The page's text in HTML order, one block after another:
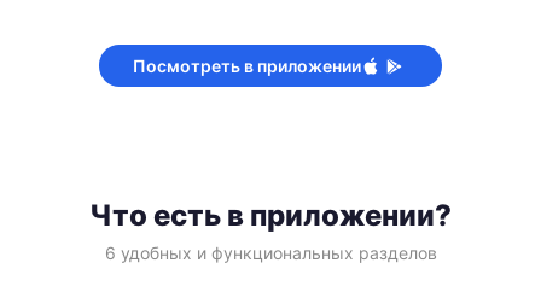
Посмотреть в приложении
Что есть в приложении?
6 удобных и функциональных разделов